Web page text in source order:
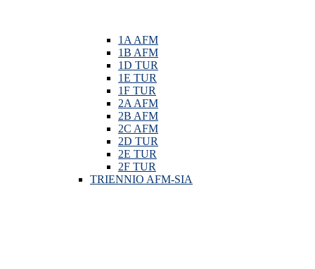
1A AFM
1B AFM
1D TUR
1E TUR
1F TUR
2A AFM
2B AFM
2C AFM
2D TUR
2E TUR
2F TUR
TRIENNIO AFM-SIA